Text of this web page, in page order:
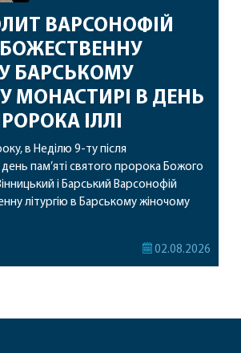
ВАРСОНОФІЙ
БАРСЬКОМУ
МОНАСТИРІ В ДЕНЬ
ІЛЛІ
в Неділю 9-ту після
день пам’яті святого пророка Божого
і Барський Варсонофій
літургію в Барському жіночому
Магдалини з часткою її святих
02.08.2026